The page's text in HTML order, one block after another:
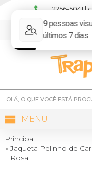
11 2256-
MENU
Principal
Jaqueta Pelinho de
Rosa